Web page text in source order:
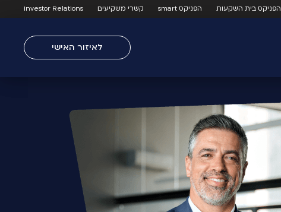
הפניקס בית השקעות הפניקס smart קשרי משקיעים Investor Relations
לאיזור האישי